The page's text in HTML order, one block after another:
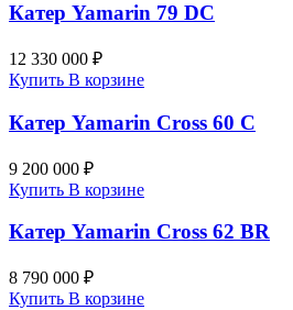
Катер Yamarin 79 DC
12 330 000 ₽
Купить В корзине
Катер Yamarin Cross 60 C
9 200 000 ₽
Купить В корзине
Катер Yamarin Cross 62 BR
8 790 000 ₽
Купить В корзине